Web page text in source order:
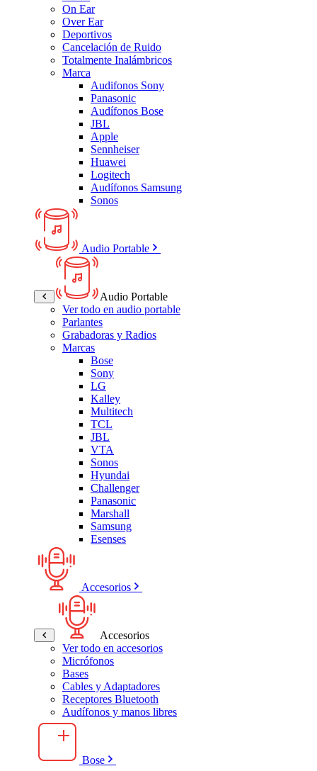
On Ear
Over Ear
Deportivos
Cancelación de Ruido
Totalmente Inalámbricos
Marca
Audifonos Sony
Panasonic
Audífonos Bose
JBL
Apple
Sennheiser
Huawei
Logitech
Audífonos Samsung
Sonos
Audio Portable
Audio Portable
Ver todo en audio portable
Parlantes
Grabadoras y Radios
Marcas
Bose
Sony
LG
Kalley
Multitech
TCL
JBL
VTA
Sonos
Hyundai
Challenger
Panasonic
Marshall
Samsung
Esenses
Accesorios
Accesorios
Ver todo en accesorios
Micrófonos
Bases
Cables y Adaptadores
Receptores Bluetooth
Audífonos y manos libres
Bose